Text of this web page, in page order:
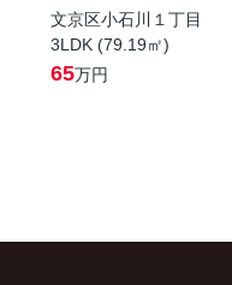
文京区小石川１丁目
3LDK (79.19㎡)
65万円